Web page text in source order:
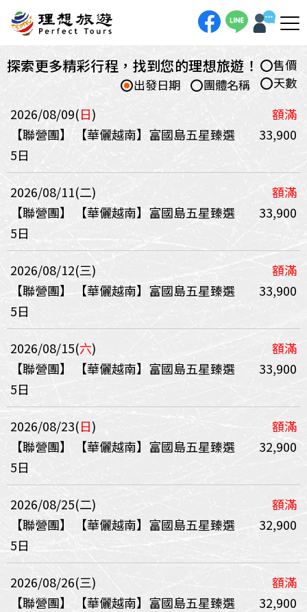
探索更多精彩行程，找到您的理想旅遊！
售價
天數
團體名稱
出發日期
2026/08/09(日)
額滿
【聯營團】
【華儷越南】富國島五星臻選
5日
33,900
2026/08/11(二)
額滿
【聯營團】
【華儷越南】富國島五星臻選
5日
33,900
2026/08/12(三)
額滿
【聯營團】
【華儷越南】富國島五星臻選
5日
33,900
2026/08/15(六)
額滿
【聯營團】
【華儷越南】富國島五星臻選
5日
33,900
2026/08/23(日)
額滿
【聯營團】
【華儷越南】富國島五星臻選
5日
32,900
2026/08/25(二)
額滿
【聯營團】
【華儷越南】富國島五星臻選
5日
32,900
2026/08/26(三)
額滿
【聯營團】
【華儷越南】富國島五星臻選
32,900